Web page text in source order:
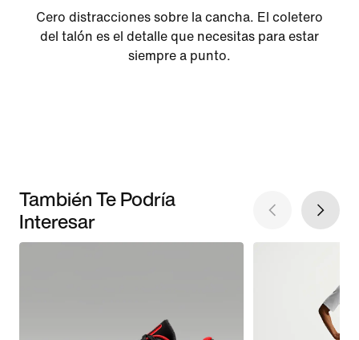
Cero distracciones sobre la cancha. El coletero
del talón es el detalle que necesitas para estar
siempre a punto.
También Te Podría
Interesar